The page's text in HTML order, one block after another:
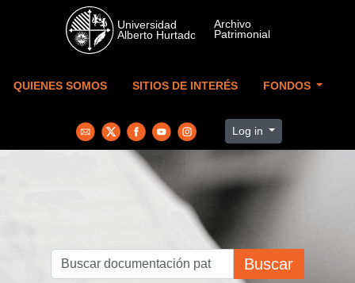
Skip to main content
QUIENES SOMOS SITIOS DE INTERÉS FONDOS
Log in
Buscar